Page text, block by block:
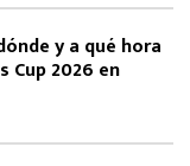
y a qué hora
Cup 2026 en